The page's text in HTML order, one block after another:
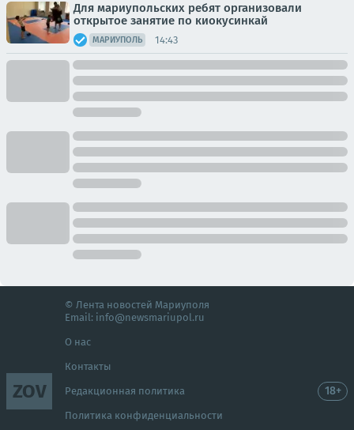
Для мариупольских ребят организовали
открытое занятие по киокусинкай
МАРИУПОЛЬ 14:43
ZOV
© Лента новостей Мариуполя
Email: info@newsmariupol.ru
О нас
Контакты
Редакционная политика
Политика конфиденциальности
18+